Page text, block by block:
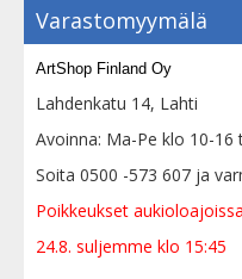
Varastomyymälä
ArtShop Finland Oy
Lahdenkatu 14, Lahti
Avoinna: Ma-Pe klo 10-16
Soita 0500 -573 607 ja
Poikkeukset
24.8. suljemme klo 15:45